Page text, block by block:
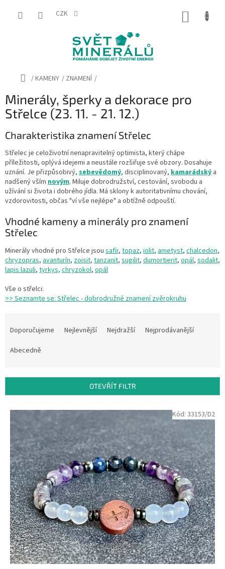
CZK
Domů
/KAMENY / ZNAMENÍ /
Minerály, šperky a dekorace pro
Střelce (23. 11. - 21. 12.)
Charakteristika znamení Střelec
Střelec je celoživotní nenapravitelný optimista, který chápe
příležitosti, oplývá idejemi a neustále rozšiřuje své obzory. Dosahuje
uznání. Je přizpůsobivý, sebevědomý, disciplinovaný, kamarádský a
nadšený vším novým. Miluje dobrodružství, cestování, svobodu a
užívání si života i dobrého jídla. Má sklony k autoritativnímu chování,
vzdorovitosti, občas "ví vše nejlépe" a obtížně odpouští.
Vhodné kameny a minerály pro znamení
Střelec
Minerály vhodné pro Střelce jsou safír, topaz, iolit, ametyst, chalcedon,
chryzopras, avanturín, zoisit, tanzanit, sugilit, dumortierit, opál, sodalit,
lapis lazuli, tyrkys, chryzokol, opál
Vše o střelci:
>> Seznamte se: Střelec - dobrodružné znamení zvěrokruhu
r
Doporučujeme Nejlevnější Nejdražší
Nejprodávanější
Abecedně
OTEVŘÍT FILTR
V
p
Kód: 33153/D2